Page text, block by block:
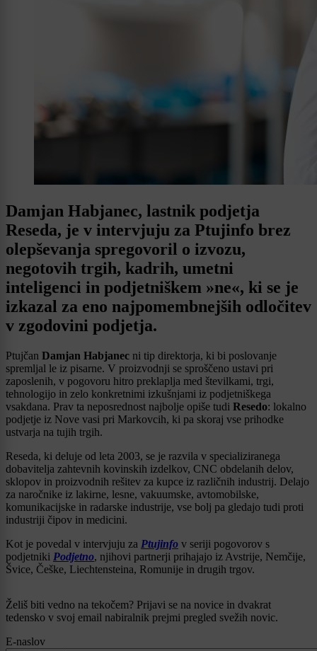
Damjan Habjanec, lastnik podjetja
Reseda, je v intervjuju za Ptujinfo brez
olepševanja spregovoril o izvozu,
negotovih trgih, kadrih, umetni
inteligenci in podjetniškem »ne«, ki se je
izkazal za eno najpomembnejših odločitev
v zgodovini podjetja.
Ptujčan Damjan Habjanec ni tip direktorja, ki bi poslovanje
spremljal le iz pisarne. V proizvodnji se sproščeno ustavi pri
zaposlenih, v pogovoru hitro preklaplja med številkami, trgi,
tehnologijo in zelo konkretnimi izkušnjami iz podjetniškega
vsakdana. Prav ta neposrednost najbolje opiše tudi Resedo: lokalno
podjetje iz Nove vasi pri Markovcih, ki pa skoraj vse prihodke
ustvarja na tujih trgih.
Reseda, ki deluje od leta 2003, se je razvila v specializiranega
dobavitelja zahtevnih kovinskih izdelkov, CNC obdelanih delov,
sklopov in proizvodnih rešitev za kupce iz različnih industrij. Delajo
za naročnike iz lakirne, lesne, vakuumske, avtomobilske,
komunikacijske in radarske industrije, vse bolj pa gledajo tudi proti
industriji čipov in medicini.
Kot je povedal v intervjuju za Ptujinfo v seriji pogovorov s
podjetniki Podjetno, njihovi partnerji prihajajo iz Avstrije, Nemčije,
Švice, Češke, Liechtensteina, Romunije in drugih trgov.
Želiš biti vedno na tekočem? Prijavi se na novice in dvakrat
tedensko v svoj email nabiralnik prejmi pregled svežih novic.
E-naslov